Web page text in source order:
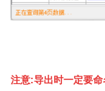
注意:导出时一定要